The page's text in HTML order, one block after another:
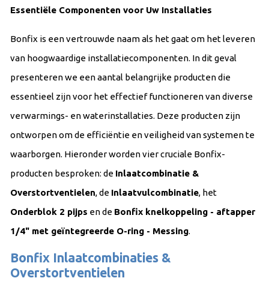
Essentiële Componenten voor Uw Installaties
Bonfix is een vertrouwde naam als het gaat om het leveren
van hoogwaardige installatiecomponenten. In dit geval
presenteren we een aantal belangrijke producten die
essentieel zijn voor het effectief functioneren van diverse
verwarmings- en waterinstallaties. Deze producten zijn
ontworpen om de efficiëntie en veiligheid van systemen te
waarborgen. Hieronder worden vier cruciale Bonfix-
producten besproken: de Inlaatcombinatie &
Overstortventielen, de Inlaatvulcombinatie, het
Onderblok 2 pijps en de Bonfix knelkoppeling - aftapper
1/4" met geïntegreerde O-ring - Messing.
Bonfix Inlaatcombinaties &
Overstortventielen